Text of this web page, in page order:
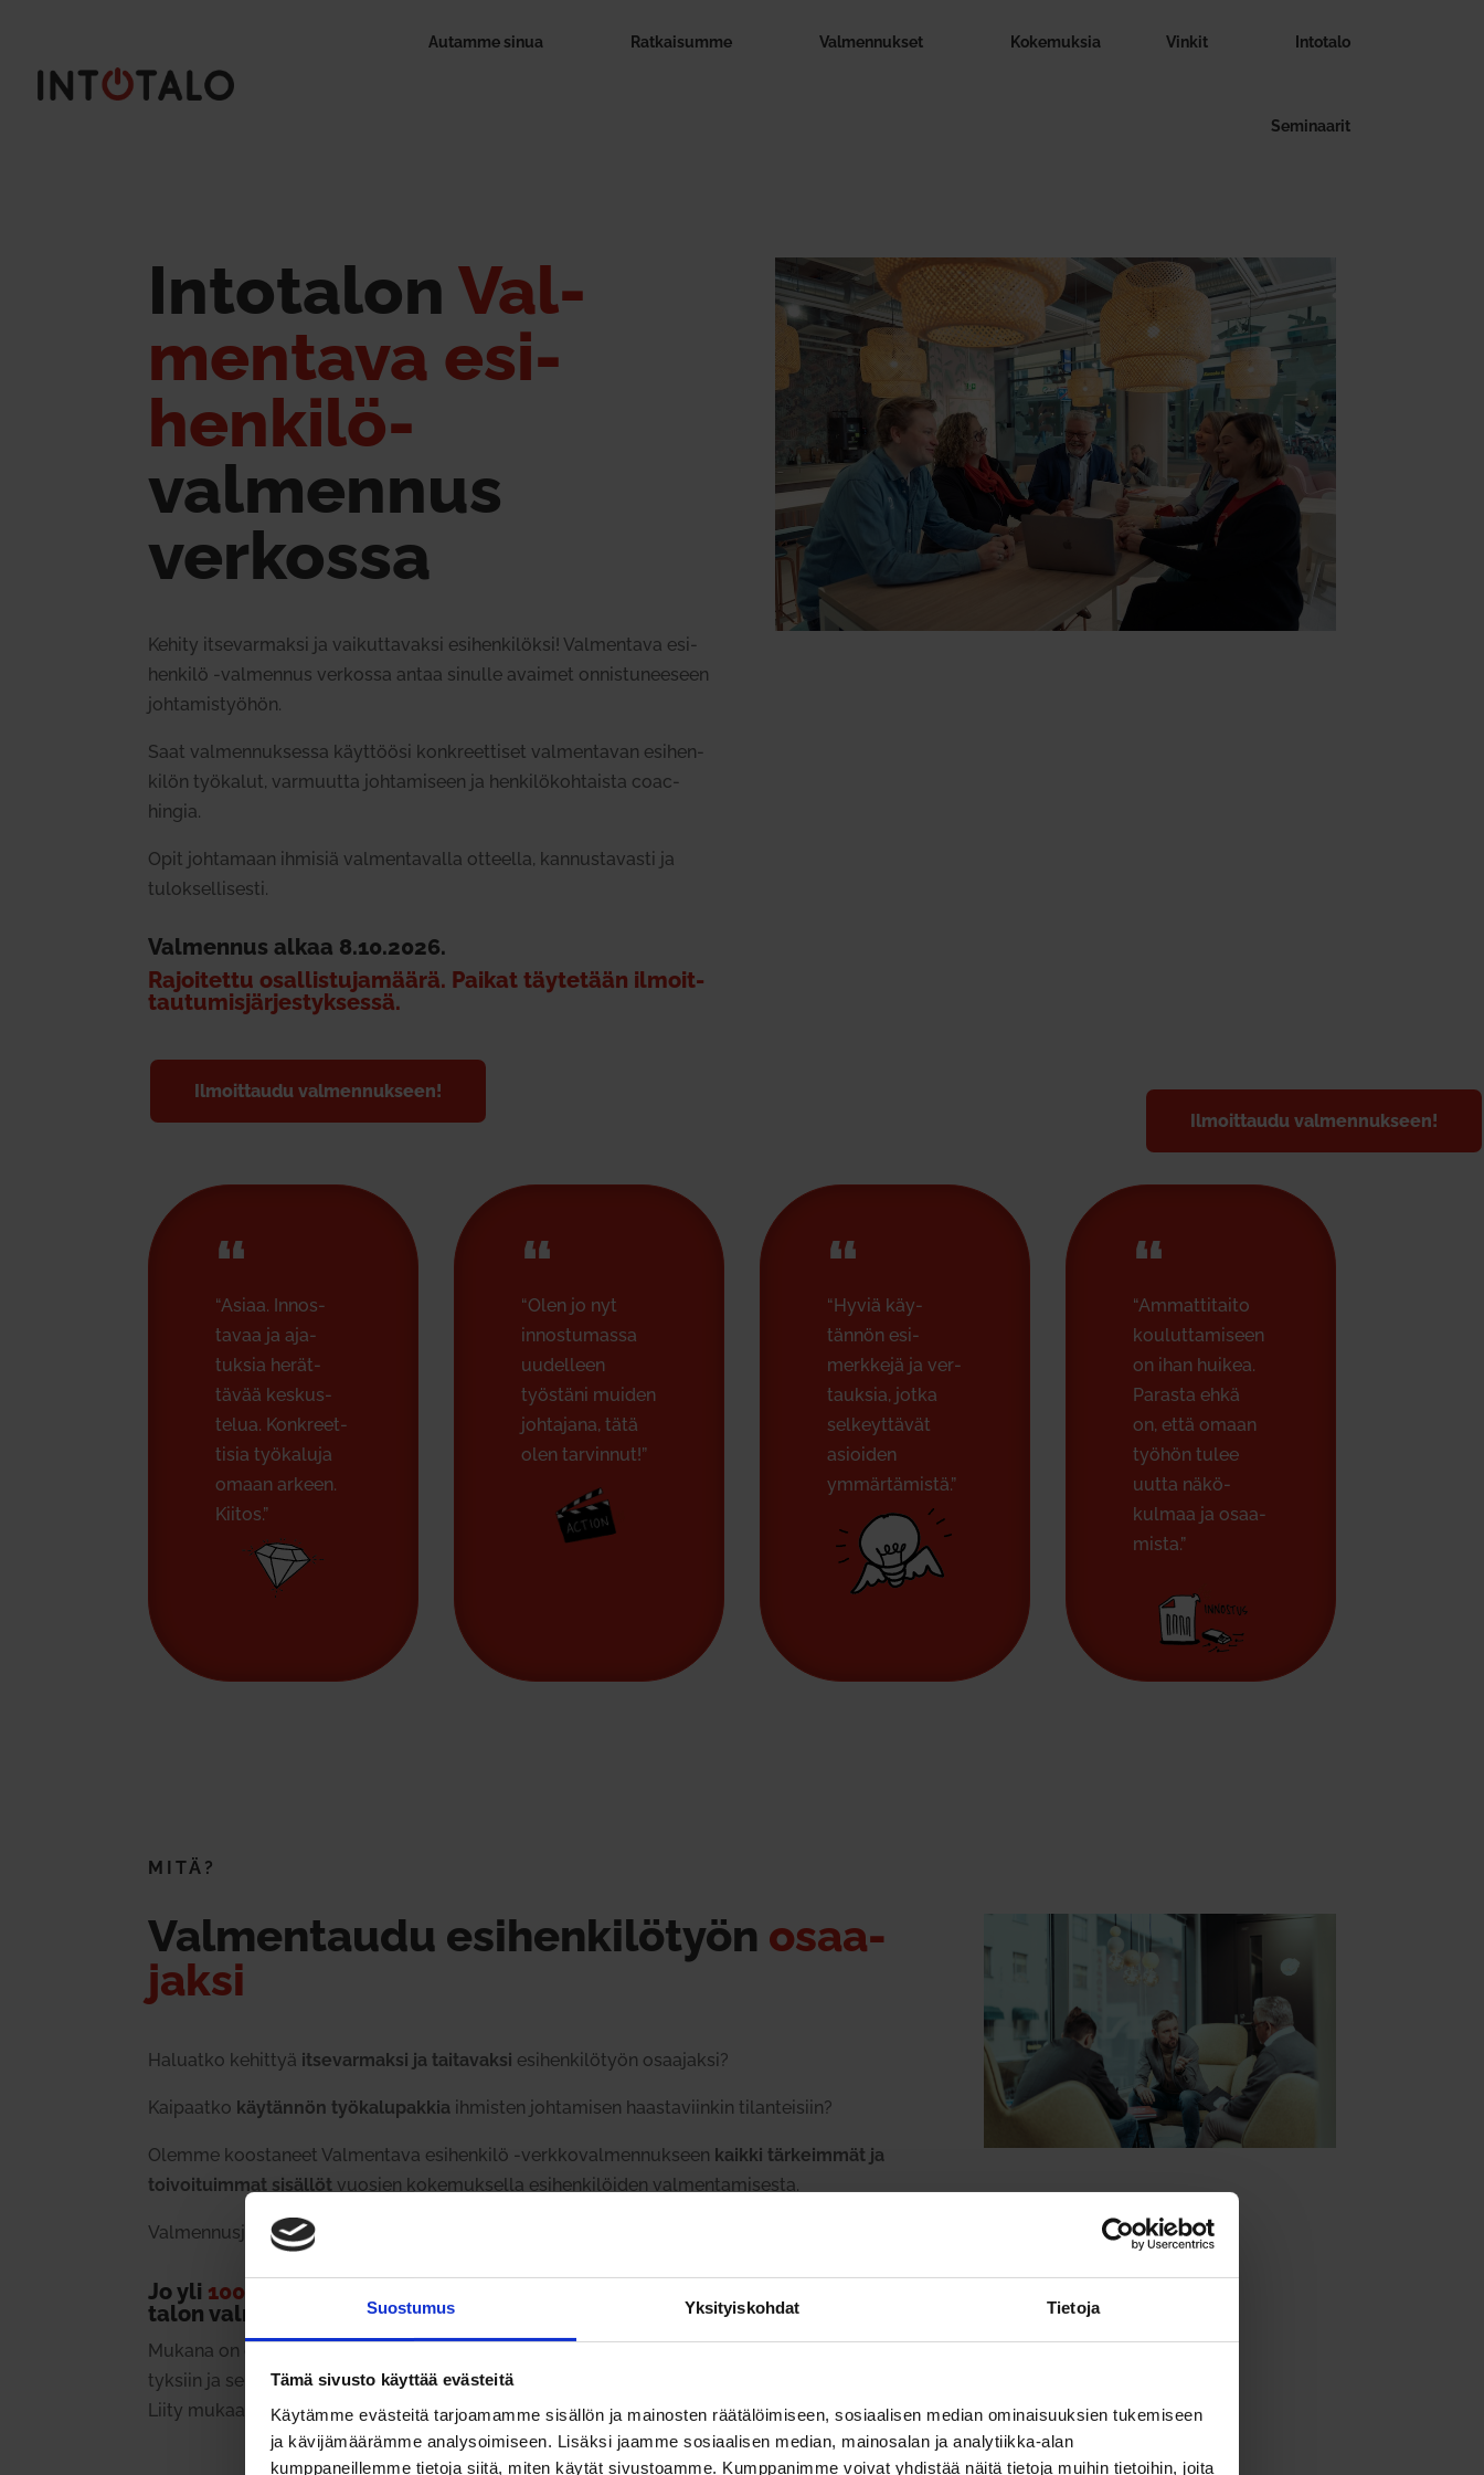
Suostumus Yksityiskohdat Tietoja
Tämä sivusto käyttää evästeitä
Käytämme evästeitä tarjoamamme sisällön ja mainosten räätälöimiseen, sosiaalisen median ominaisuuksien tukemiseen
ja kävijämäärämme analysoimiseen. Lisäksi jaamme sosiaalisen median, mainosalan ja analytiikka-alan
kumppaneillemme tietoja siitä, miten käytät sivustoamme. Kumppanimme voivat yhdistää näitä tietoja muihin tietoihin, joita
Autamme sinua Rat­kai­summe Val­men­nukset Koke­muksia Vinkit Intotalo
Semi­naarit
Into­talon Val­
mentava esi­
henkilö-
val­mennus
ver­kossa
Kehity itse­var­maksi ja vai­kut­ta­vaksi esi­hen­ki­löksi! Val­mentava esi­
henkilö ‑val­mennus ver­kossa antaa sinulle avaimet onnis­tu­neeseen
joh­ta­mis­työhön.
Saat val­men­nuk­sessa käyt­töösi kon­kreet­tiset val­men­tavan esi­hen­
kilön työ­kalut, var­muutta joh­ta­miseen ja hen­ki­lö­koh­taista coac­
hingia.
Opit joh­tamaan ihmisiä val­men­ta­valla otteella, kan­nus­ta­vasti ja
tulok­sel­li­sesti.
Val­mennus alkaa 8.10.2026.
Rajoi­tettu osal­lis­tu­ja­määrä. Paikat täy­tetään ilmoit­
tau­tu­mis­jär­jes­tyk­sessä.
Ilmoit­taudu val­men­nukseen!
Ilmoit­taudu val­men­nukseen!
“
“Asiaa. Innos­
tavaa ja aja­
tuksia herät­
tävää kes­kus­
telua. Kon­kreet­
tisia työ­kaluja
omaan arkeen.
Kiitos.”
“
“Olen jo nyt
innos­tu­massa
uudelleen
työstäni muiden
joh­tajana, tätä
olen tar­vinnut!”
“
“Hyviä käy­
tännön esi­
merkkejä ja ver­
tauksia, jotka
sel­keyt­tävät
asioiden
ymmär­tä­mistä.”
“
“Ammat­ti­taito
kou­lut­ta­miseen
on ihan huikea.
Parasta ehkä
on, että omaan
työhön tulee
uutta näkö­
kulmaa ja osaa­
mista.”
MITÄ?
Val­men­taudu esi­hen­ki­lötyön osaa­
jaksi
Haluatko kehittyä itse­var­maksi ja tai­ta­vaksi esi­hen­ki­lötyön osaa­jaksi?
Kai­paatko käy­tännön työ­ka­lu­pakkia ihmisten joh­ta­misen haas­ta­viinkin tilan­teisiin?
Olemme koos­taneet Val­mentava esi­henkilö ‑verk­ko­val­men­nukseen kaikki tär­keimmät ja
toi­voi­tuimmat sisällöt vuosien koke­muk­sella esi­hen­ki­löiden val­men­ta­mi­sesta.
Val­men­nus­jaksot pidetään Zoom-yhtey­dellä ver­kossa, joten
Jo yli 1000 esi­hen­kilöä
talon val­men­nuk­sista!
Mukana on ollut yri­tyksiä ja orga­ni­saa­tioita kai­kilta aloilta sii­vous­fir­moista mat­kai­lu­yri­
tyksiin ja seu­ra­kun­nista raken­nus­liik­keisiin.
Liity mukaan joukkoon!